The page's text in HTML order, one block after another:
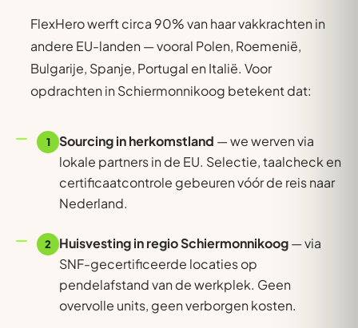
FlexHero werft circa 90% van haar vakkrachten in
andere EU-landen — vooral Polen, Roemenië,
Bulgarije, Spanje, Portugal en Italië. Voor
opdrachten in Schiermonnikoog betekent dat:
1 Sourcing in herkomstland — we werven via
lokale partners in de EU. Selectie, taalcheck en
certificaatcontrole gebeuren vóór de reis naar
Nederland.
2 Huisvesting in regio Schiermonnikoog— via
SNF-gecertificeerde locaties op
pendelafstand van de werkplek. Geen
overvolle units, geen verborgen kosten.